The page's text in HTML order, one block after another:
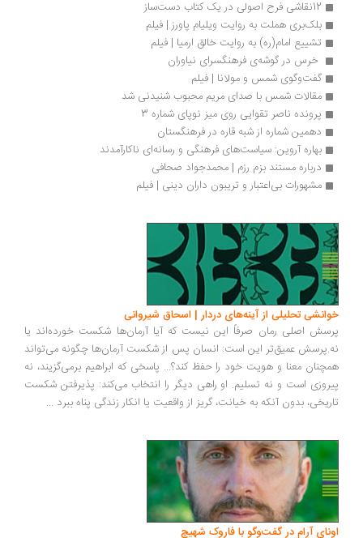
بلک‌بری هملت به روایت ویلیام پاورز | فیلم
تشییع امام(ره) به روایت خالق ارمیا | فیلم
خرس در گوشه‌‌ی فرهنگسرای نیاوران
گفت‌وگوی شمس و مولانا | فیلم
مقالات شمس با صدای مریم محبوب شنیدنی شد
پرونده ناصر تقوایی روی میز نوپای شماره 3
دهمین شماره از شبه قاره در فرهنگستان
بهاره آروین: سیاست‌های فرهنگی و رسانه‌ای ناکارآمدند
درباره مستند بزم رزم | محمدجواد صحافی
مشهورات بی‌اعتبار و تریبون داران دینی | فیلم
تحلیلی از آینه‌های دردار | اسحاق شیروانی
اصلی رمان صرفاً این نیست که آیا آرمان‌ها شکست خورده‌اند یا
عمیق‌تر این است: انسان پس از شکست آرمان‌ها چگونه می‌تواند
معنا و هویت خود را حفظ کند؟... پاسخی که ابراهیم برمی‌گزیند، نه
است و نه تسلیم. او راهی دیگر را انتخاب می‌کند: پذیرفتن شکست
بدون آنکه به خیانت، گریز از واقعیت یا انکار زندگی پناه ببرد...
آرام در گفت‌وگو با فاروک شهیچ‭